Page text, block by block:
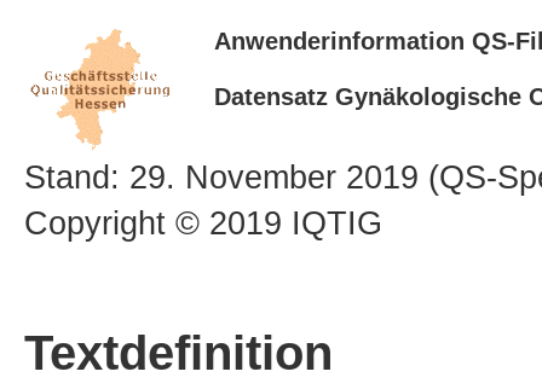
Anwenderinformation QS-
Datensatz Gynäkologische
Stand: 29. November 2019 (QS-
Copyright © 2019 IQTIG
Textdefinition